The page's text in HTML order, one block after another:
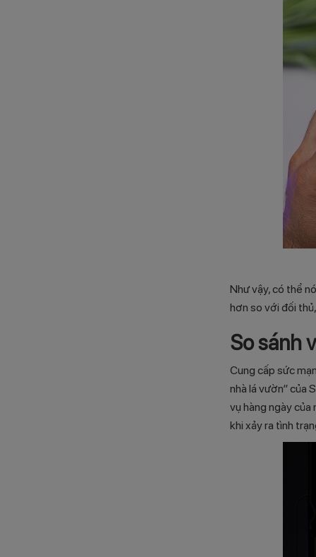
Như vậy, có thể
hơn so với đối
So sánh
Cung cấp sức
nhà lá vườn” của
vụ hàng ngày
khi xảy ra tình